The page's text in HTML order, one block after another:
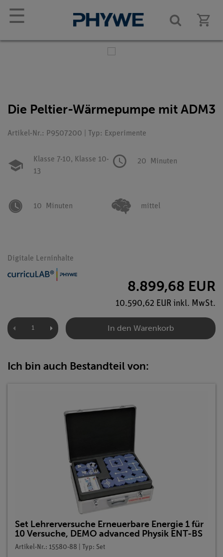
☰
Die Peltier-Wärmepumpe mit ADM3
Artikel-Nr.: P9507200 | Typ: Experimente
Klasse 7-10, Klasse 10-
13
20 Minuten
10 Minuten mittel
Digitale Lerninhalte
8.899,68 EUR
10.590,62 EUR inkl. MwSt.
In den Warenkorb
Ich bin auch Bestandteil von:
Set Lehrerversuche Erneuerbare Energie 1 für
10 Versuche, DEMO advanced Physik ENT-BS
Artikel-Nr.: 15580-88 | Typ: Set